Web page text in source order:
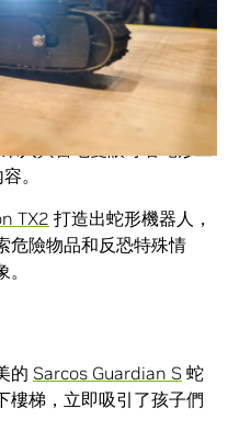
器上下樓梯、鑽進管道，
法或不應去的地方時，無
眾人興奮地雙眼盯著蛇形工
。
TX2 打造出蛇形機器人，
危險物品和反恐特殊情
的 Sarcos Guardian S 蛇
樓梯，立即吸引了孩子們